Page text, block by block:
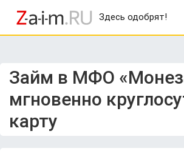
Здесь одобрят!
Займ в МФО
мгновенно
карту